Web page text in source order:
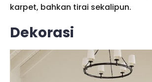
karpet, bahkan tirai sekalipun.
Dekorasi